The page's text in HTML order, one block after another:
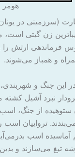
هومر
(سرزمینی در
زن گیتی است،
فرماندهی ارتش
و همباز می‌شوند.
جنگ و شهربندی،
نبرد آشیل
ستوهیده از جنگ،
ترواییان اسب
آماسیده اسب
تیغ می‌سازند و